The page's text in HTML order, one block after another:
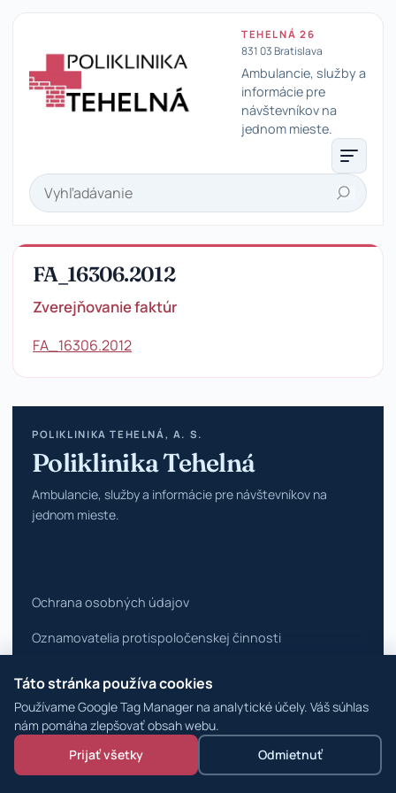
Táto stránka používa cookies
Používame Google Tag Manager na analytické účely. Váš súhlas
nám pomáha zlepšovať obsah webu.
Prijať všetky
Odmietnuť
TEHELNÁ 26
831 03 Bratislava
Ambulancie, služby a
informácie pre
návštevníkov na
jednom mieste.
Hľadať
FA_16306.2012
Zverejňovanie faktúr
FA_16306.2012
POLIKLINIKA TEHELNÁ, A. S.
Poliklinika Tehelná
Ambulancie, služby a informácie pre návštevníkov na
jednom mieste.
Ochrana osobných údajov
Oznamovatelia protispoločenskej činnosti
Vyhlásenie o prístupnosti
Zmeniť nastavenia cookies
© 2026 Poliklinika Tehelná · WordPress špecialisti